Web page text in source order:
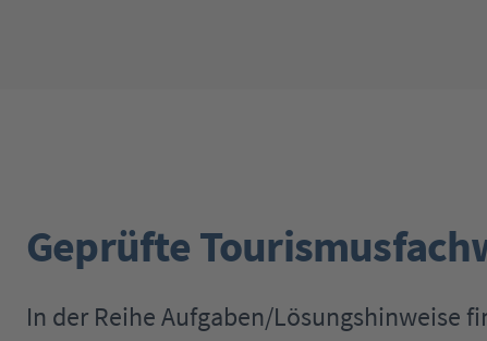
Geprüfte
In der Reihe Aufgaben/Lösungshinweise